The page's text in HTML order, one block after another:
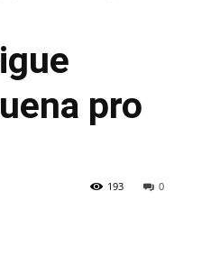
pro
0
193